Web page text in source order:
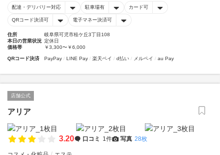
配達・デリバリー対応 駐車場有 カード可
QRコード決済可 電子マネー決済可
住所
岐阜県可児市桂ケ丘3丁目108
本日の営業状況 定休日
価格帯
￥3,300〜￥6,000
QRコード決済 PayPay LINE Pay 楽天ペイ d払い メルペイ au Pay
店舗公式
アリア
3.20 口コミ 1件 写真 28枚